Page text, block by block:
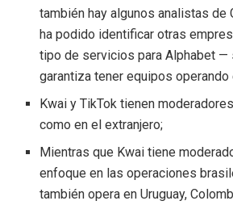
también hay algunos analistas de
ha podido identificar otras
tipo de servicios para Alphabet —
garantiza tener equipos operando
Kwai y TikTok tienen
como en el extranjero;
Mientras que Kwai tiene
enfoque en las operaciones
también opera en Uruguay,